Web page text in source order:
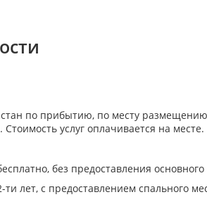
по прибытию, по месту
услуг оплачивается на месте.
без предоставления
лет, с предоставлением спального